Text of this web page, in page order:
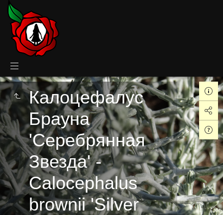
Калоцефалус
Брауна
'Серебрянная
Звезда' -
Calocephalus
brownii 'Silver